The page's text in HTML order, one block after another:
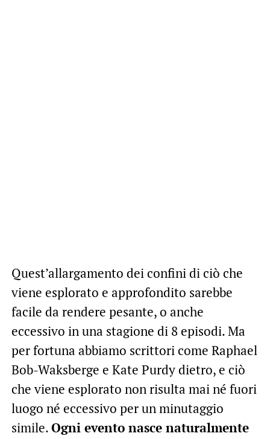
Quest’allargamento dei confini di ciò che
viene esplorato e approfondito sarebbe
facile da rendere pesante, o anche
eccessivo in una stagione di 8 episodi. Ma
per fortuna abbiamo scrittori come Raphael
Bob-Waksberge e Kate Purdy dietro, e ciò
che viene esplorato non risulta mai né fuori
luogo né eccessivo per un minutaggio
simile.Ogni evento nasce naturalmente